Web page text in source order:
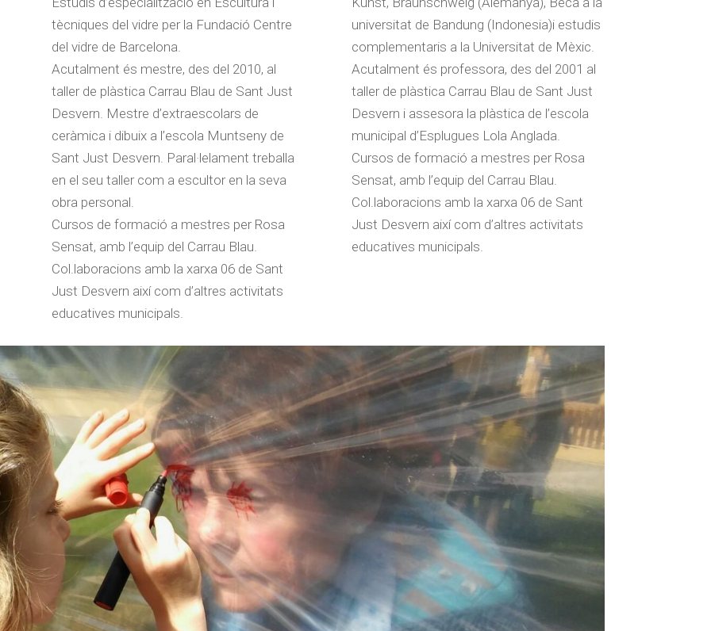
tècniques del vidre per la Fundació Centre
del vidre de Barcelona.
Acutalment és mestre, des del 2010, al
taller de plàstica Carrau Blau de Sant Just
Desvern. Mestre d’extraescolars de
ceràmica i dibuix a l’escola Muntseny de
Sant Just Desvern. Paral·lelament treballa
en el seu taller com a escultor en la seva
obra personal.
Cursos de formació a mestres per Rosa
Sensat, amb l’equip del Carrau Blau.
Col.laboracions amb la xarxa 06 de Sant
Just Desvern així com d’altres activitats
educatives municipals.
universitat de Bandung (Indonesia)i estudis
complementaris a la Universitat de Mèxic.
Acutalment és professora, des del 2001 al
taller de plàstica Carrau Blau de Sant Just
Desvern i assesora la plàstica de l’escola
municipal d’Esplugues Lola Anglada.
Cursos de formació a mestres per Rosa
Sensat, amb l’equip del Carrau Blau.
Col.laboracions amb la xarxa 06 de Sant
Just Desvern així com d’altres activitats
educatives municipals.